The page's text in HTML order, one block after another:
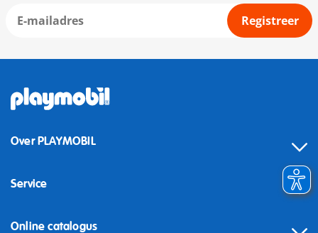
Registreer
Over PLAYMOBIL
Service
Online catalogus